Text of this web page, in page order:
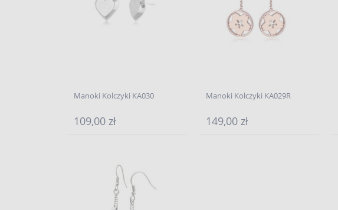
Manoki Kolczyki KA030
109,00 zł
Manoki Kolczyki KA029R
149,00 zł